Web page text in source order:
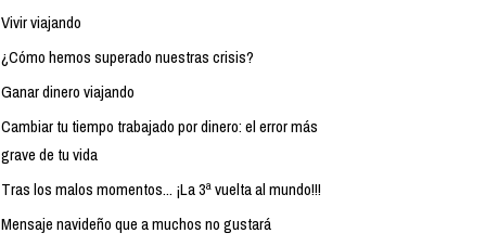
Vivir viajando
¿Cómo hemos superado nuestras crisis?
Ganar dinero viajando
Cambiar tu tiempo trabajado por dinero: el error más
grave de tu vida
Tras los malos momentos... ¡La 3ª vuelta al mundo!!!
Mensaje navideño que a muchos no gustará